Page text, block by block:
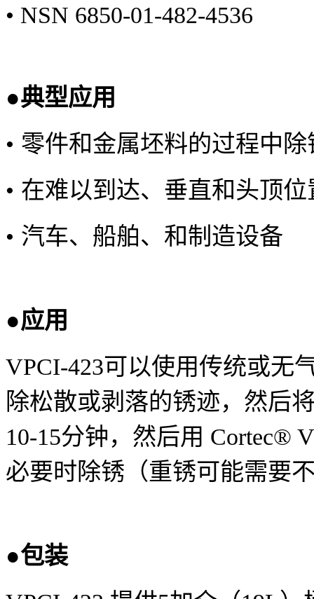
• NSN 6850-01-482-4536
●典型应用
• 零件和金属坯料的过程中除
• 在难以到达、垂直和头顶位
• 汽车、船舶、和制造设备
●应用
VPCI-423可以使用传统或无
除松散或剥落的锈迹，然后
10-15分钟，然后用 Cortec®
必要时除锈（重锈可能需要
●包装